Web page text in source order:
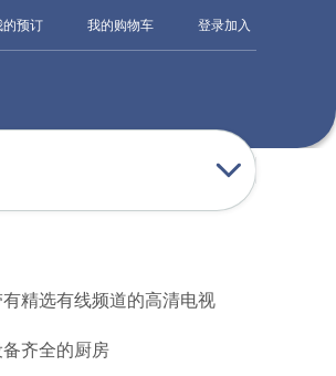
预订 我的购物车 登录加入
精选有线频道的高清电视
齐全的厨房